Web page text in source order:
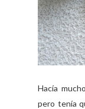
Hacía
pero tenía